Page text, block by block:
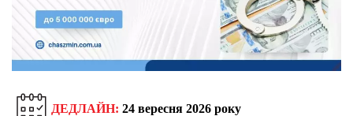
ДЕДЛАЙН: 24 вересня 2026 року